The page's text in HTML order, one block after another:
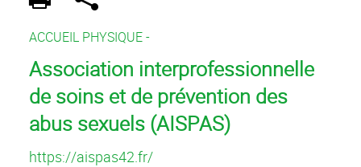
ACCUEIL PHYSIQUE -
Association interprofessionnelle
de soins et de prévention des
abus sexuels (AISPAS)
https://aispas42.fr/